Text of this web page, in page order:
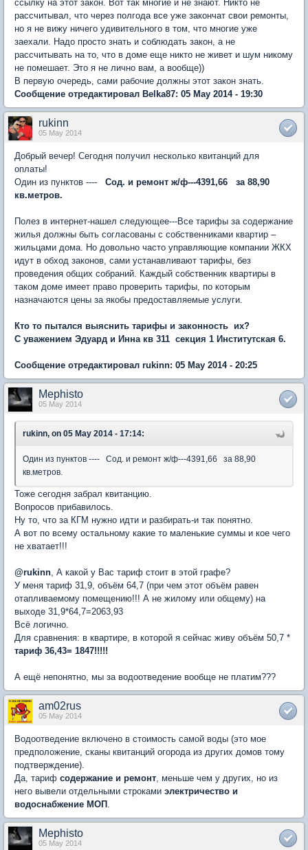
ссылку на этот закон. Вот так многие и не знают. Никто не
рассчитывал, что через полгода все уже закончат свои ремонты,
но я не вижу ничего удивительного в том, что многие уже
заехали. Надо просто знать и соблюдать закон, а не
рассчитывать на то, что в доме еще никто не живет и шум никому
не помешает. Это я не лично вам, а вообще))
В первую очередь, сами рабочие должны этот закон знать.
Сообщение отредактировал Belka87: 05 May 2014 - 19:30
rukinn
05 May 2014
Добрый вечер! Сегодня получил несколько квитанций для
оплаты!
Один из пунктов ----
Сод. и ремонт ж/ф---4391,66 за 88,90
кв.метров.
Полез в интернет-нашел следующее---Все тарифы за содержание
жилья должны быть согласованы с собственниками квартир –
жильцами дома. Но довольно часто управляющие компании ЖКХ
идут в обход законов, сами устанавливают тарифы, без
проведения общих собраний. Каждый собственник квартиры в
таком доме имеет право проверить тарифы, по которым
назначаются цены за якобы предоставляемые услуги.
Кто то пытался выяснить тарифы и законность их?
С уважением Эдуард и Инна кв 311 секция 1 Институтская 6.
Сообщение отредактировал rukinn: 05 May 2014 - 20:25
Mephisto
05 May 2014
rukinn, on 05 May 2014 - 17:14:
Один из пунктов ---- Сод. и ремонт ж/ф---4391,66 за 88,90
кв.метров.
Тоже сегодня забрал квитанцию.
Вопросов прибавилось.
Ну то, что за КГМ нужно идти и разбирать-и так понятно.
А вот по всему остальному какие то маленькие суммы и кое чего
не хватает!!!
@rukinn, А какой у Вас тариф стоит в этой графе?
У меня тариф 31,9, объём 64,7 (при чем этот объём равен
отапливаемому помещению!!! А не жилому или общему) на
выходе 31,9*64,7=2063,93
Всё логично.
Для сравнения: в квартире, в которой я сейчас живу объём 50,7 *
тариф 36,43= 1847!!!!!
А ещё непонятно, мы за водоотведение вообще не платим???
am02rus
05 May 2014
Водоотведение включено в стоимость самой воды (это мое
предположение, сканы квитанций огорода из других домов тому
подтверждение).
Да, тариф содержание и ремонт, меньше чем у других, но из
него вывели отдельными строками электричество и
водоснабжение МОП .
Mephisto
05 May 2014